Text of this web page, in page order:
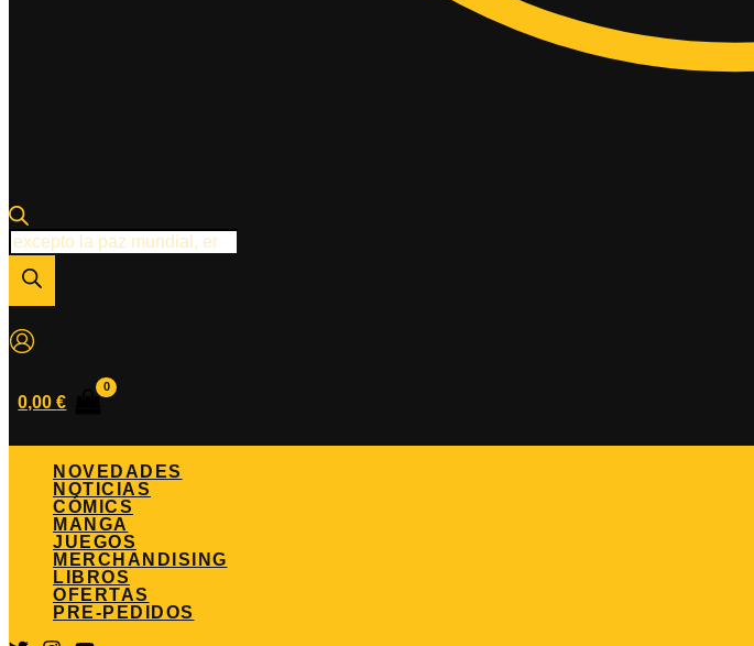
Búsqueda
de
productos
0,00€
NOVEDADES
NOTICIAS
CÓMICS
MANGA
JUEGOS
MERCHANDISING
LIBROS
OFERTAS
PRE-PEDIDOS